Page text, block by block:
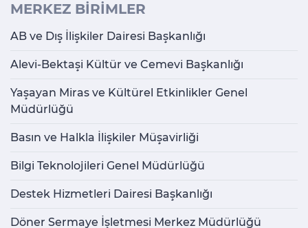
MERKEZ BİRİMLER
AB ve Dış İlişkiler Dairesi Başkanlığı
Alevi-Bektaşi Kültür ve Cemevi Başkanlığı
Yaşayan Miras ve Kültürel Etkinlikler Genel
Müdürlüğü
Basın ve Halkla İlişkiler Müşavirliği
Bilgi Teknolojileri Genel Müdürlüğü
Destek Hizmetleri Dairesi Başkanlığı
Döner Sermaye İşletmesi Merkez Müdürlüğü